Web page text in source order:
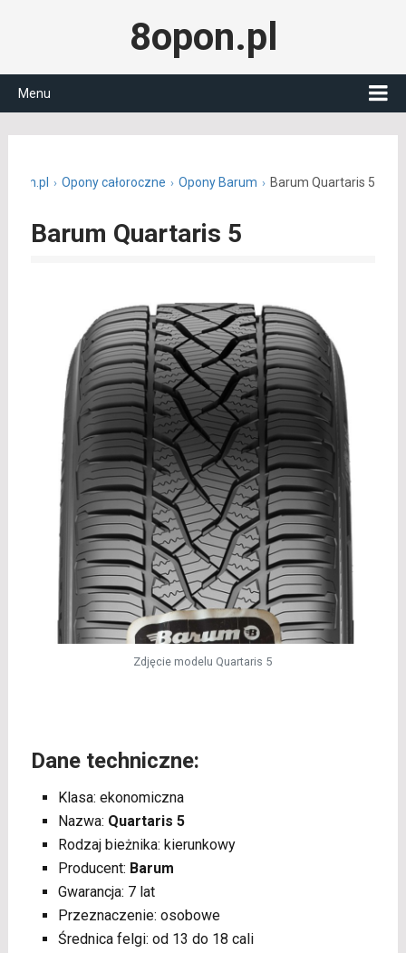
8opon.pl
Menu
8opon.pl Opony całoroczne Opony Barum Barum Quartaris 5
Barum Quartaris 5
Zdjęcie modelu Quartaris 5
Dane techniczne:
Klasa: ekonomiczna
Nazwa: Quartaris 5
Rodzaj bieżnika: kierunkowy
Producent: Barum
Gwarancja: 7 lat
Przeznaczenie: osobowe
Średnica felgi: od 13 do 18 cali